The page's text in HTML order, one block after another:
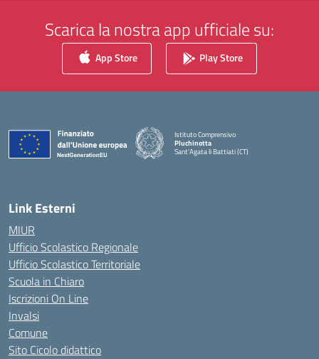
Scarica la nostra app ufficiale su:
App Store Play Store
Istituto Comprensivo
Pluchinotta
Sant'Agata li Battiati (CT)
— Visita la pagina iniziale della scuola
Link Esterni
MIUR
Ufficio Scolastico Regionale
Ufficio Scolastico Territoriale
Scuola in Chiaro
Iscrizioni On Line
Invalsi
Comune
Sito Cicolo didattico